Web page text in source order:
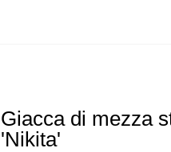
Giacca di mezza
'Nikita'